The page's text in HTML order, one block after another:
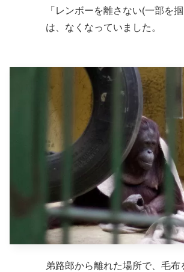
「レンボーを離さない(一部を
は、なくなっていました。
弟路郎から離れた場所で、毛布